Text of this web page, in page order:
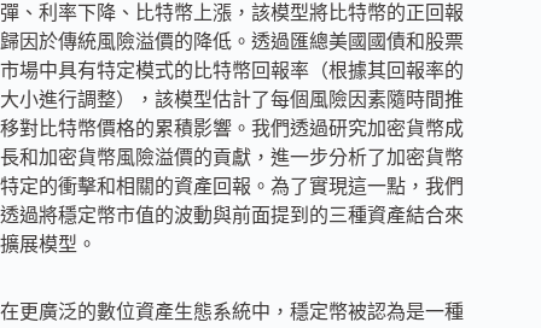
彈、利率下降、比特幣上漲，該模型將比特幣的正回報
歸因於傳統風險溢價的降低。透過匯總美國國債和股票
市場中具有特定模式的比特幣回報率（根據其回報率的
大小進行調整），該模型估計了每個風險因素隨時間推
移對比特幣價格的累積影響。我們透過研究加密貨幣成
長和加密貨幣風險溢價的貢獻，進一步分析了加密貨幣
特定的衝擊和相關的資產回報。為了實現這一點，我們
透過將穩定幣市值的波動與前面提到的三種資產結合來
擴展模型。
在更廣泛的數位資產生態系統中，穩定幣被認為是一種